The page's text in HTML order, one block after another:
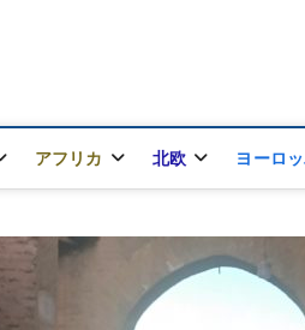
アフリカ 北欧 ヨーロ